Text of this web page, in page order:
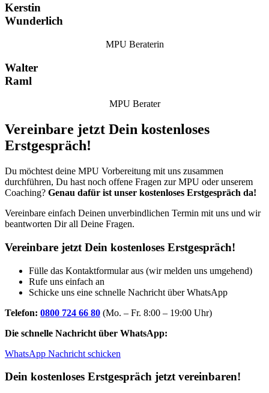
Kerstin
Wunderlich
MPU Beraterin
Walter
Raml
MPU Berater
Vereinbare jetzt Dein kostenloses
Erstgespräch!
Du möchtest deine MPU Vorbereitung mit uns zusammen
durchführen, Du hast noch offene Fragen zur MPU oder unserem
Coaching? Genau dafür ist unser kostenloses Erstgespräch da!
Vereinbare einfach Deinen unverbindlichen Termin mit uns und wir
beantworten Dir all Deine Fragen.
Vereinbare jetzt Dein kostenloses Erstgespräch!
Fülle das Kontaktformular aus (wir melden uns umgehend)
Rufe uns einfach an
Schicke uns eine schnelle Nachricht über WhatsApp
Telefon: 0800 724 66 80 (Mo. – Fr. 8:00 – 19:00 Uhr)
Die schnelle Nachricht über WhatsApp:
WhatsApp Nachricht schicken
Dein kostenloses Erstgespräch jetzt vereinbaren!